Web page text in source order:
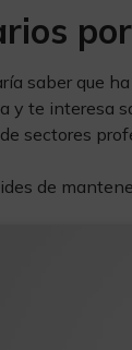
saber que
y te interesa
sectores
de